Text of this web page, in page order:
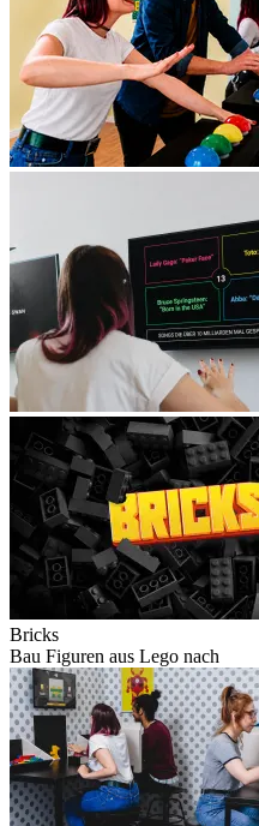
Bricks
Bau Figuren aus Lego nach